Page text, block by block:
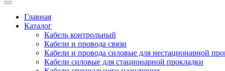
Главная
Каталог
Кабель контрольный
Кабели и провода связи
Кабели и провода силовые для нестационарной
Кабели силовые для стационарной прокладки